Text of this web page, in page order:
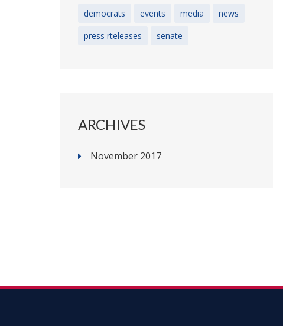
democrats events media
news
press rteleases
senate
ARCHIVES
November 2017